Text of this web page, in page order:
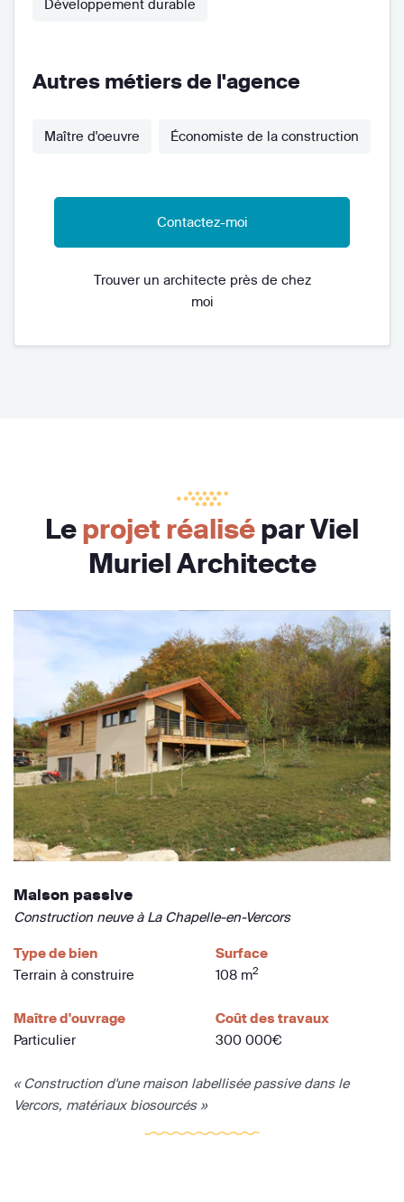
Développement durable
Autres métiers de l'agence
Maître d'oeuvre Économiste de la construction
Contactez-moi
Trouver un architecte près de chez
moi
Leprojet réalisépar Viel
Muriel Architecte
Maison passive
Construction neuve à La Chapelle-en-Vercors
Type de bien
Terrain à construire
Surface
108 m2
Maître d'ouvrage
Particulier
Coût des travaux
300 000€
« Construction d'une maison labellisée passive dans le
Vercors, matériaux biosourcés »